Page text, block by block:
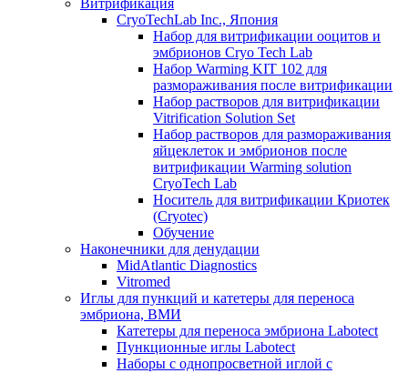
CryoTechLab Inc., Япония
Набор для витрификации ооцитов и
эмбрионов Cryo Tech Lab
Набор Warming KIT 102 для
размораживания после витрификации
Набор растворов для витрификации
Vitrification Solution Set
Набор растворов для размораживания
яйцеклеток и эмбрионов после
витрификации Warming solution
CryoTech Lab
Носитель для витрификации Криотек
(Cryotec)
Обучение
Наконечники для денудации
MidAtlantic Diagnostics
Vitromed
Иглы для пункций и катетеры для переноса
эмбриона, ВМИ
Катетеры для переноса эмбриона Labotect
Пункционные иглы Labotect
Наборы с однопросветной иглой с